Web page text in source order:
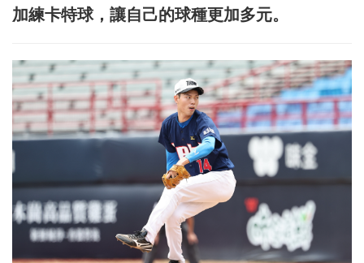
加練卡特球，讓自己的球種更加多元。